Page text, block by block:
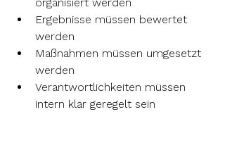
Ergebnisse müssen bewertet
werden
Maßnahmen müssen umgesetzt
werden
Verantwortlichkeiten müssen
intern klar geregelt sein